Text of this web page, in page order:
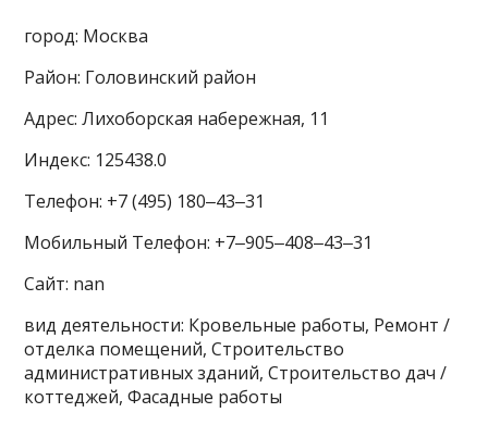
город: Москва
Район: Головинский район
Адрес: Лихоборская набережная, 11
Индекс: 125438.0
Телефон: +7 (495) 180‒43‒31
Мобильный Телефон: +7‒905‒408‒43‒31
Сайт: nan
вид деятельности: Кровельные работы, Ремонт /
отделка помещений, Строительство
административных зданий, Строительство дач /
коттеджей, Фасадные работы